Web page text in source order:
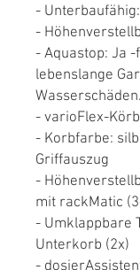
-
-
- Aquastop: Ja
lebenslange
Wasserschäden.
- varioFlex-
- Korbfarbe:
Griffauszug
-
mit rackMatic
- Umklappbare
Unterkorb (2x)
-